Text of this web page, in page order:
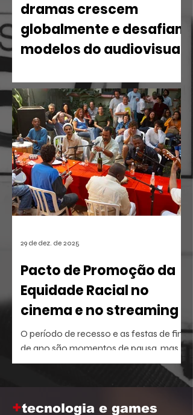
dramas crescem
globalmente e desafiam
modelos do audiovisual
em 2026 confirma uma tendência
irreversível: o espectador busca
narrativas ágeis, dramáticas e
estritamente verticais.
Pacto de Promoção da
Equidade Racial no
cinema e no streaming
O período de recesso e as festas de fim
de ano são momentos de pausa, mas
também oferecem a brecha ideal para
aprofundar o repertório sobre temas
corporativa.
29 de dez. de 2025
+tecnologia e games